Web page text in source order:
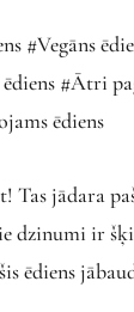
#Vegāns
#Ātri
ēdiens
Tas jādara
dzinumi ir
ēdiens